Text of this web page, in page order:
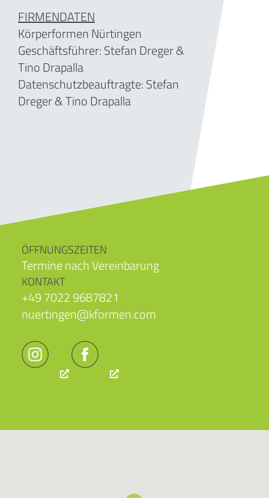
FIRMENDATEN
Körperformen Nürtingen
Geschäftsführer:Stefan Dreger &
Tino Drapalla
Datenschutzbeauftragte: Stefan
Dreger & Tino Drapalla
ÖFFNUNGSZEITEN
Termine nach Vereinbarung
KONTAKT
+49 7022 9687821
nuertingen@kformen.com